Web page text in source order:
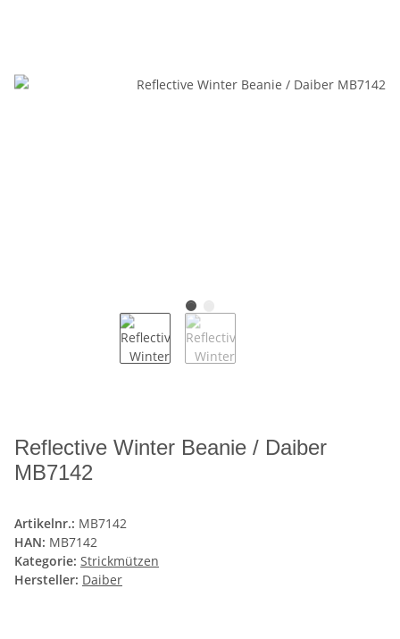
Reflective Winter Beanie / Daiber
MB7142
Artikelnr.: MB7142
HAN: MB7142
Kategorie: Strickmützen
Hersteller: Daiber